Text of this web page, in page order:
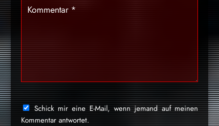
Schick mir eine E-Mail, wenn jemand auf meinen
Kommentar antwortet.